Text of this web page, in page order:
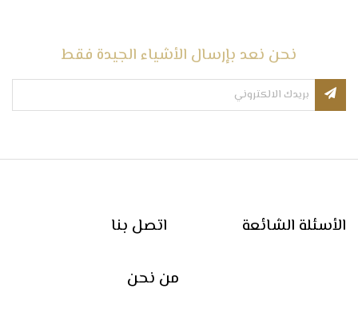
نحن نعد بإرسال الأشياء الجيدة فقط
اتصل بنا الأسئلة الشائعة
من نحن